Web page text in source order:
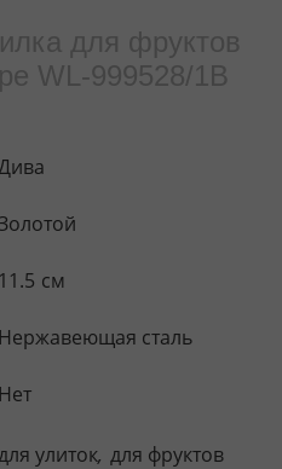
для фруктов
WL‑999528/1B
11.5 см
Нержавеющая сталь
Нет
улиток, для фруктов